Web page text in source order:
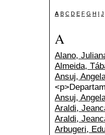
A B C D E F G H I J
A
Alano,
Almeida,
Ansuj,
Ansuj,
Araldi,
Araldi,
Arbugeri,